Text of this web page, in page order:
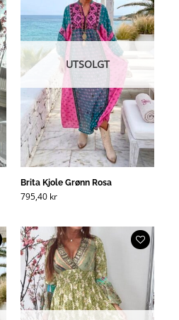
UTSOLGT
Brita Kjole Grønn Rosa
795,40 kr